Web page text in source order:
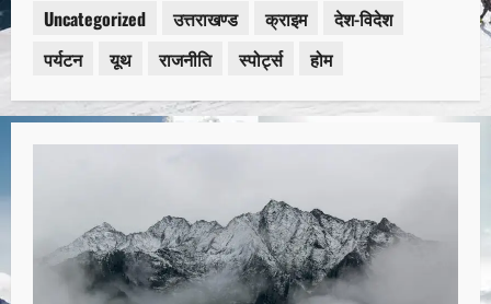
Uncategorized उत्तराखण्ड क्राइम
देश-विदेश
पर्यटन
यूथ राजनीति स्पोर्ट्स होम